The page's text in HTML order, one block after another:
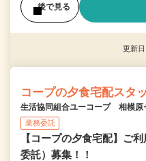
後で見る
更新
コープの夕食宅配スタ
生活協同組合ユーコープ 相模原
業務委託
【コープの夕食宅配】ご
委託）募集！！